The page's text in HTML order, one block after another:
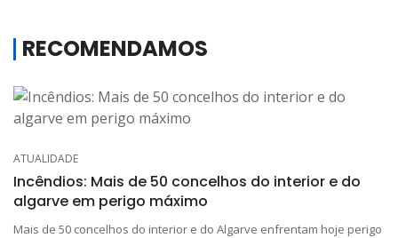
RECOMENDAMOS
ATUALIDADE
Incêndios: Mais de 50 concelhos do interior e do
algarve em perigo máximo
Mais de 50 concelhos do interior e do Algarve enfrentam hoje perigo